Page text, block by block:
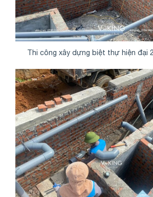
Thi công xây dựng biệt thự hiện đại